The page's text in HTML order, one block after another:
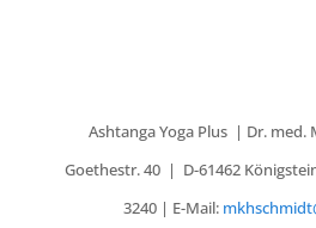
Ashtanga Yoga Plus | Dr. med.
Goethestr. 40 | D-61462
3240 | E-Mail: